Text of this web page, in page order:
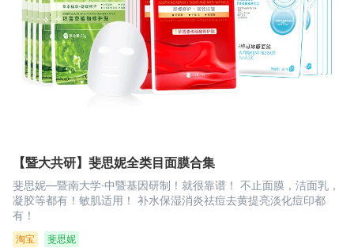
【暨大共研】斐思妮全类目面膜合集
斐思妮—暨南大学·中暨基因研制！就很靠谱！ 不止面膜，洁面乳，
凝胶等都有！敏肌适用！ 补水保湿消炎祛痘去黄提亮淡化痘印都
有！
淘宝 斐思妮